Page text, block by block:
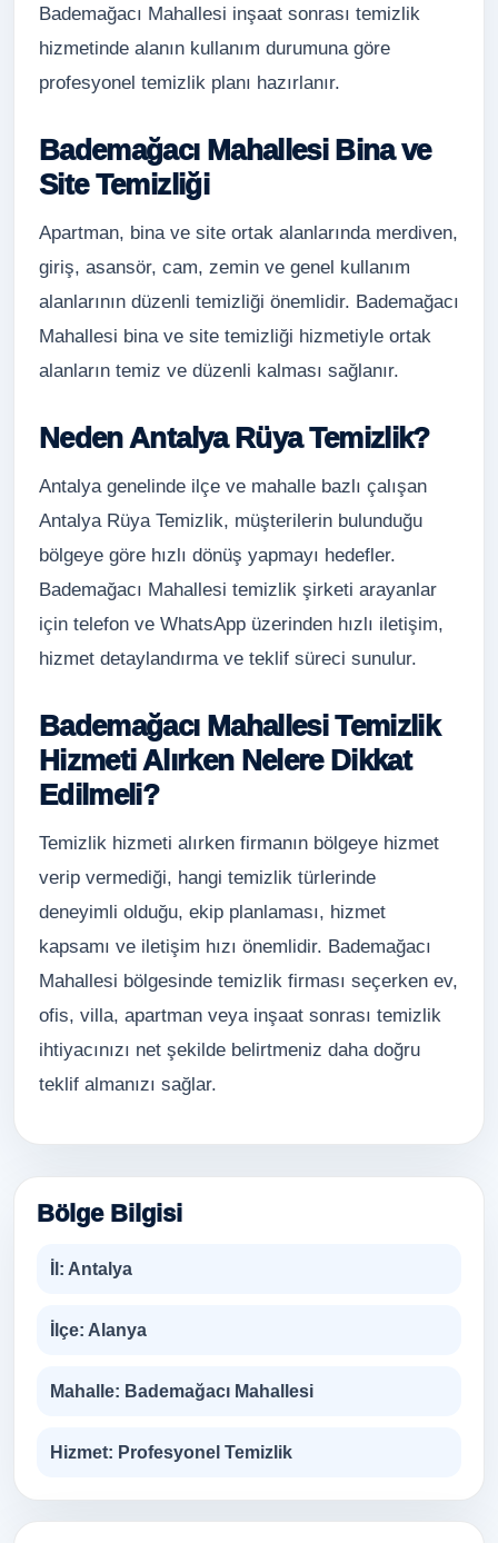
Bademağacı Mahallesi inşaat sonrası temizlik
hizmetinde alanın kullanım durumuna göre
profesyonel temizlik planı hazırlanır.
Bademağacı Mahallesi Bina ve
Site Temizliği
Apartman, bina ve site ortak alanlarında merdiven,
giriş, asansör, cam, zemin ve genel kullanım
alanlarının düzenli temizliği önemlidir. Bademağacı
Mahallesi bina ve site temizliği hizmetiyle ortak
alanların temiz ve düzenli kalması sağlanır.
Neden Antalya Rüya Temizlik?
Antalya genelinde ilçe ve mahalle bazlı çalışan
Antalya Rüya Temizlik, müşterilerin bulunduğu
bölgeye göre hızlı dönüş yapmayı hedefler.
Bademağacı Mahallesi temizlik şirketi arayanlar
için telefon ve WhatsApp üzerinden hızlı iletişim,
hizmet detaylandırma ve teklif süreci sunulur.
Bademağacı Mahallesi Temizlik
Hizmeti Alırken Nelere Dikkat
Edilmeli?
Temizlik hizmeti alırken firmanın bölgeye hizmet
verip vermediği, hangi temizlik türlerinde
deneyimli olduğu, ekip planlaması, hizmet
kapsamı ve iletişim hızı önemlidir. Bademağacı
Mahallesi bölgesinde temizlik firması seçerken ev,
ofis, villa, apartman veya inşaat sonrası temizlik
ihtiyacınızı net şekilde belirtmeniz daha doğru
teklif almanızı sağlar.
Bölge Bilgisi
İl: Antalya
İlçe: Alanya
Mahalle: Bademağacı Mahallesi
Hizmet: Profesyonel Temizlik